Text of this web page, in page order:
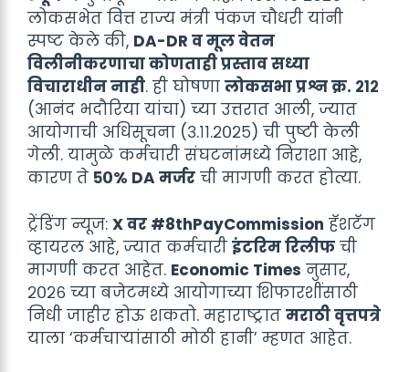
लोकसभेत वित्त राज्य मंत्री पंकज चौधरी यांनी
स्पष्ट केले की, DA-DR व मूल वेतन
विलीनीकरणाचा कोणताही प्रस्ताव सध्या
विचाराधीन नाही. ही घोषणा लोकसभा प्रश्न क्र. २१२
(आनंद भदौरिया यांचा) च्या उत्तरात आली, ज्यात
आयोगाची अधिसूचना (३.११.२०२५) ची पुष्टी केली
गेली. यामुळे कर्मचारी संघटनांमध्ये निराशा आहे,
कारण ते ५०% DA मर्जर ची मागणी करत होत्या.
ट्रेंडिंग न्यूज: X वर #8thPayCommission हॅशटॅग
व्हायरल आहे, ज्यात कर्मचारी इंटरिम रिलीफ ची
मागणी करत आहेत. Economic Times नुसार,
२०२६ च्या बजेटमध्ये आयोगाच्या शिफारशींसाठी
निधी जाहीर होऊ शकतो. महाराष्ट्रात मराठी वृत्तपत्रे
याला ‘कर्मचाऱ्यांसाठी मोठी हानी’ म्हणत आहेत.